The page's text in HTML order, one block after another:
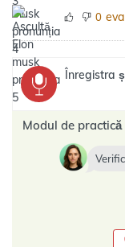
0
Înregistra
Modul de practică